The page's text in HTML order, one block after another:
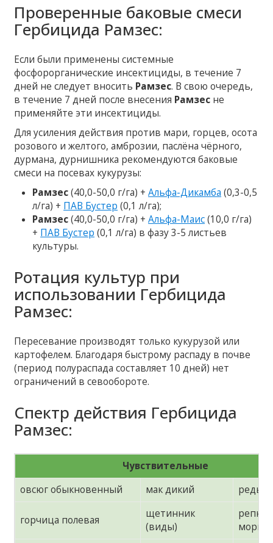
Проверенные баковые смеси
Гербицида Рамзес:
Если были применены системные
фосфорорганические инсектициды, в течение 7
дней не следует вносить Рамзес. В свою очередь,
в течение 7 дней после внесения Рамзес не
применяйте эти инсектициды.
Для усиления действия против мари, горцев, осота
розового и желтого, амброзии, паслёна чёрного,
дурмана, дурнишника рекомендуются баковые
смеси на посевах кукурузы:
Рамзес(40,0-50,0 г/га) +Альфа-Дикамба (0,3-0,5
л/га) + ПАВ Бустер (0,1 л/га);
Рамзес(40,0-50,0 г/га) +Альфа-Маис(10,0 г/га)
+ ПАВ Бустер (0,1 л/га) в фазу 3-5 листьев
культуры.
Ротация культур при
использовании Гербицида
Рамзес:
Пересевание производят только кукурузой или
картофелем. Благодаря быстрому распаду в почве
(период полураспада составляет 10 дней) нет
ограничений в севообороте.
Спектр действия Гербицида
Рамзес:
Чувствительные
овсюг обыкновенный
мак дикий
горчица полевая
щетинник
(виды)
репник